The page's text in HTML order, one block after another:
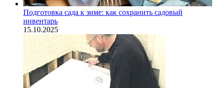
Подготовка сада к зиме: как сохранить садовый
инвентарь
15.10.2025